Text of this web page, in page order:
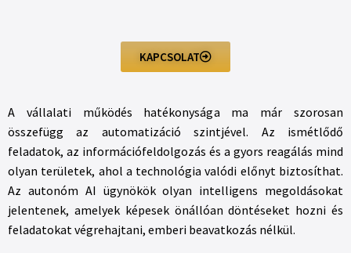
KAPCSOLAT
A vállalati működés hatékonysága ma már szorosan
összefügg az automatizáció szintjével. Az ismétlődő
feladatok, az információfeldolgozás és a gyors reagálás mind
olyan területek, ahol a technológia valódi előnyt biztosíthat.
Az autonóm AI ügynökök olyan intelligens megoldásokat
jelentenek, amelyek képesek önállóan döntéseket hozni és
feladatokat végrehajtani, emberi beavatkozás nélkül.